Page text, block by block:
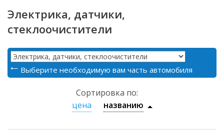
Электрика, датчики,
стеклоочистители
Выберите необходимую вам часть автомобиля
Сортировка по:
цена
названию